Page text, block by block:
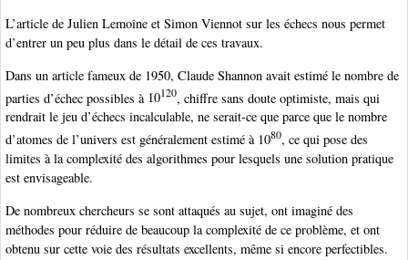
L’article de Julien Lemoine et Simon Viennot sur les échecs nous permet
d’entrer un peu plus dans le détail de ces travaux.
Dans un article fameux de 1950, Claude Shannon avait estimé le nombre de
parties d’échec possibles à 10120, chiffre sans doute optimiste, mais qui
rendrait le jeu d’échecs incalculable, ne serait-ce que parce que le nombre
d’atomes de l’univers est généralement estimé à 1080, ce qui pose des
limites à la complexité des algorithmes pour lesquels une solution pratique
est envisageable.
De nombreux chercheurs se sont attaqués au sujet, ont imaginé des
méthodes pour réduire de beaucoup la complexité de ce problème, et ont
obtenu sur cette voie des résultats excellents, même si encore perfectibles.